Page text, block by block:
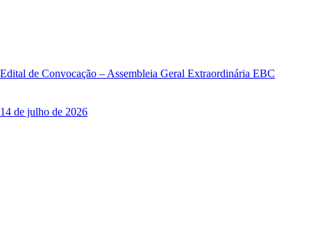
Edital de Convocação – Assembleia Geral Extraordinária EBC
14 de julho de 2026